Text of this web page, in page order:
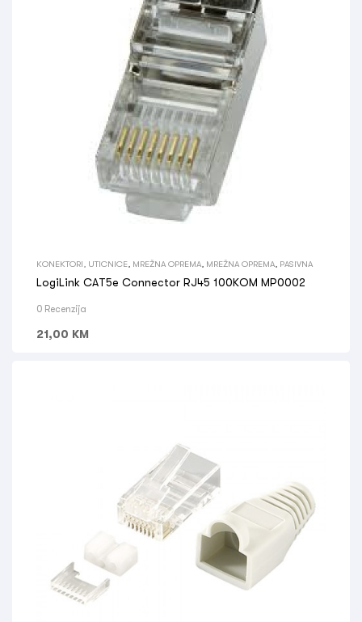
KONEKTORI, UTICNICE MREŽNA OPREMA MREŽNA OPREMA PASIVNA
LogiLink CAT5e Connector RJ45 100KOM MP0002
0 Recenzija
21,00 KM